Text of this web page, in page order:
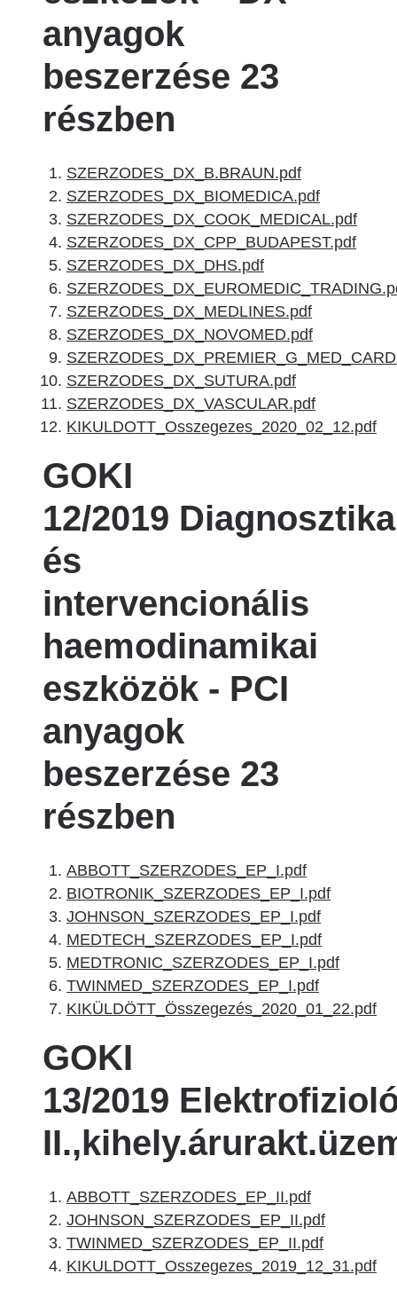
anyagok
beszerzése 23
részben
SZERZODES_DX_B.BRAUN.pdf
SZERZODES_DX_BIOMEDICA.pdf
SZERZODES_DX_COOK_MEDICAL.pdf
SZERZODES_DX_CPP_BUDAPEST.pdf
SZERZODES_DX_DHS.pdf
SZERZODES_DX_MEDLINES.pdf
SZERZODES_DX_NOVOMED.pdf
SZERZODES_DX_SUTURA.pdf
SZERZODES_DX_VASCULAR.pdf
KIKULDOTT_Osszegezes_2020_02_12.pdf
GOKI
12/2019
és
intervencionális
haemodinamikai
eszközök - PCI
anyagok
beszerzése 23
részben
ABBOTT_SZERZODES_EP_I.pdf
BIOTRONIK_SZERZODES_EP_I.pdf
JOHNSON_SZERZODES_EP_I.pdf
MEDTECH_SZERZODES_EP_I.pdf
MEDTRONIC_SZERZODES_EP_I.pdf
TWINMED_SZERZODES_EP_I.pdf
KIKÜLDÖTT_Összegezés_2020_01_22.pdf
GOKI
13/2019
ABBOTT_SZERZODES_EP_II.pdf
JOHNSON_SZERZODES_EP_II.pdf
TWINMED_SZERZODES_EP_II.pdf
KIKULDOTT_Osszegezes_2019_12_31.pdf